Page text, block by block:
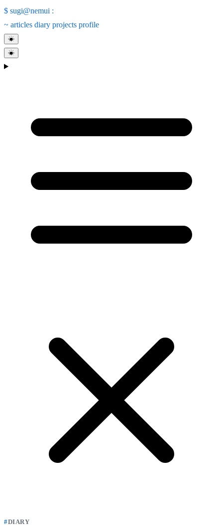
$ sugi@nemui :
~ articles diary projects profile
☀
☀
DIARY